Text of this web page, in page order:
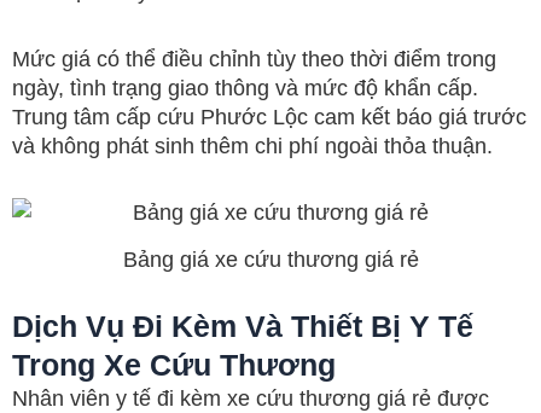
Mức giá có thể điều chỉnh tùy theo thời điểm trong
ngày, tình trạng giao thông và mức độ khẩn cấp.
Trung tâm cấp cứu Phước Lộc cam kết báo giá trước
và không phát sinh thêm chi phí ngoài thỏa thuận.
Bảng giá xe cứu thương giá rẻ
Dịch Vụ Đi Kèm Và Thiết Bị Y Tế
Trong Xe Cứu Thương
Nhân viên y tế đi kèm xe cứu thương giá rẻ được